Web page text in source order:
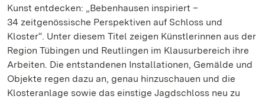
Kunst entdecken: „Bebenhausen inspiriert –
34 zeitgenössische Perspektiven auf Schloss und
Kloster“. Unter diesem Titel zeigen Künstlerinnen aus der
Region Tübingen und Reutlingen im Klausurbereich ihre
Arbeiten. Die entstandenen Installationen, Gemälde und
Objekte regen dazu an, genau hinzuschauen und die
Klosteranlage sowie das einstige Jagdschloss neu zu